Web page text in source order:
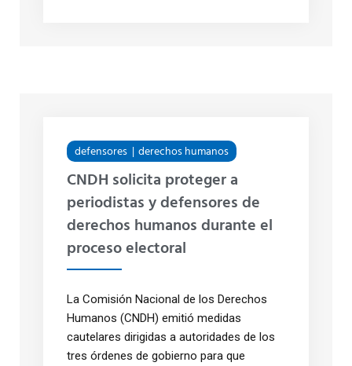
defensores derechos humanos
CNDH solicita proteger a
periodistas y defensores de
derechos humanos durante el
proceso electoral
La Comisión Nacional de los Derechos
Humanos (CNDH) emitió medidas
cautelares dirigidas a autoridades de los
tres órdenes de gobierno para que